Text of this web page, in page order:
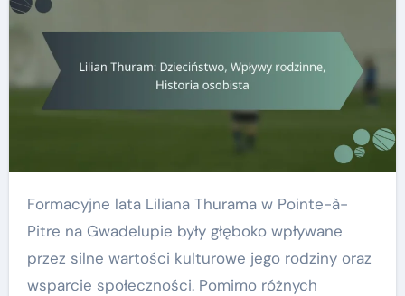
Formacyjne lata Liliana Thurama w Pointe-à-
Pitre na Gwadelupie były głęboko wpływane
przez silne wartości kulturowe jego rodziny oraz
wsparcie społeczności. Pomimo różnych